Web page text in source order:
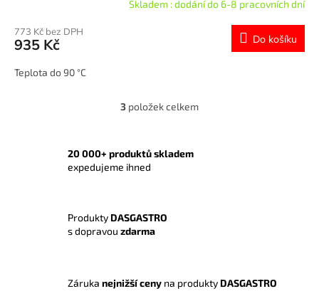
Skladem : dodání do 6-8 pracovních dní
773 Kč bez DPH
935 Kč Do košíku
Teplota do 90 °C
O
á
p
v
3 položek celkem
20 000+ produktů skladem
expedujeme ihned
Produkty DASGASTRO
s dopravou zdarma
Záruka nejnižší ceny na produkty DASGASTRO